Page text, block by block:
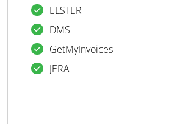
ELSTER
DMS
GetMyInvoices
JERA